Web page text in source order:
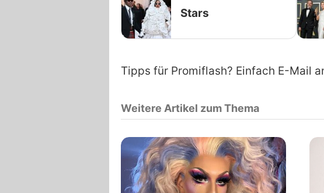
Stars
Tipps für Promiflash? Einfach E-Mail
Weitere Artikel zum Thema